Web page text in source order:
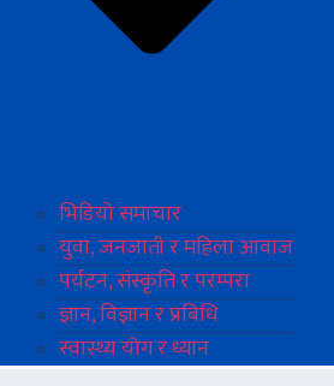
भिडियो समाचार
युवा, जनजाती र महिला आवाज
पर्यटन, संस्कृति र परम्परा
ज्ञान, विज्ञान र प्रबिधि
स्वास्थ्य योग र ध्यान